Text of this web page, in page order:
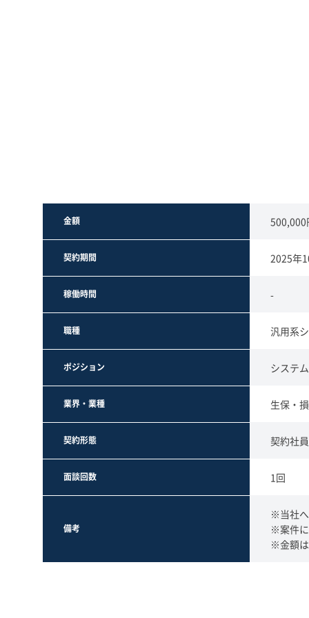
金額 500,000
契約期間 2025年
稼働時間 -
職種 汎用系
ポジション システ
業界・業種 生保・
契約形態 契約社員
面談回数 1回
備考
※当社
※案件
※金額